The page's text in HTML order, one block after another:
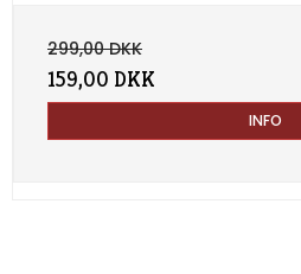
299,00 DKK
159,00 DKK
INFO